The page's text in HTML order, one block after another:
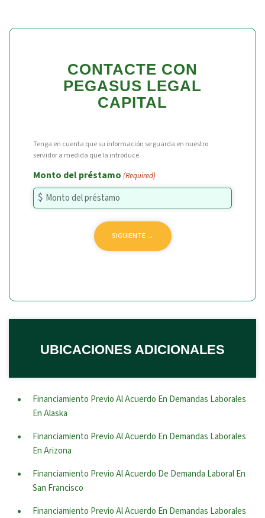
CONTACTE CON
PEGASUS LEGAL
CAPITAL
Tenga en cuenta que su información se guarda en nuestro
servidor a medida que la introduce.
Monto del préstamo (Required)
UBICACIONES ADICIONALES
Financiamiento Previo Al Acuerdo En Demandas Laborales
En Alaska
Financiamiento Previo Al Acuerdo En Demandas Laborales
En Arizona
Financiamiento Previo Al Acuerdo De Demanda Laboral En
San Francisco
Financiamiento Previo Al Acuerdo En Demandas Laborales